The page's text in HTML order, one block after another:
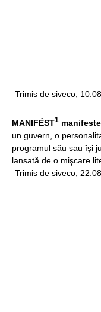
Trimis de siveco,
MANIFÉST1 manifeste
un guvern, o
programul său sau îşi
lansată de o mişcare
Trimis de siveco,